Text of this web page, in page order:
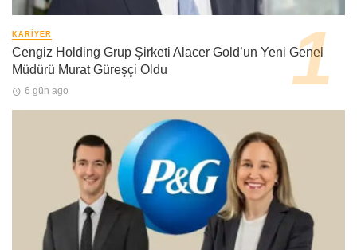
KARIYER
Cengiz Holding Grup Şirketi Alacer Gold’un Yeni Genel
Müdürü Murat Güreşçi Oldu
6 gün ago